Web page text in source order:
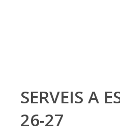
SERVEIS A
26-27